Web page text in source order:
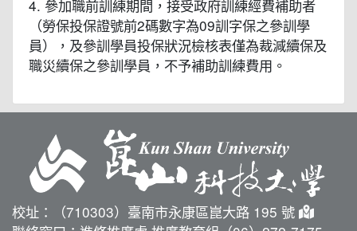
4. 參加職前訓練期間，接受政府訓練經費補助者
（勞保投保證號前2碼數字為09訓字保之參訓學
員），及參訓學員投保狀況檢核表僅為裁減續保及
職災續保之參訓學員，不予補助訓練費用。
校址：（710303）臺南市永康區崑大路 195 號